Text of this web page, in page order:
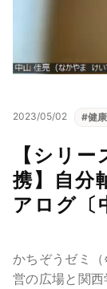
2023/05/02 #健
【シリ
携】自分
アログ〔
かちぞうゼミ
営の広場と関